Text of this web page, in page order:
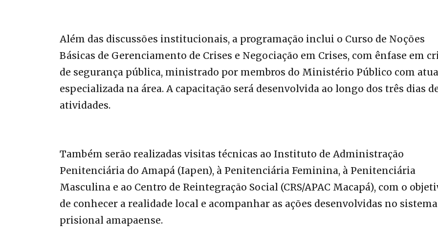
‎Além das discussões institucionais, a programação inclui o Curso de Noções
Básicas de Gerenciamento de Crises e Negociação em Crises, com ênfase em
de segurança pública, ministrado por membros do Ministério Público com
especializada na área. A capacitação será desenvolvida ao longo dos três dias
atividades.
‎Também serão realizadas visitas técnicas ao Instituto de Administração
Penitenciária do Amapá (Iapen), à Penitenciária Feminina, à Penitenciária
Masculina e ao Centro de Reintegração Social (CRS/APAC Macapá), com o
de conhecer a realidade local e acompanhar as ações desenvolvidas no sistema
prisional amapaense.